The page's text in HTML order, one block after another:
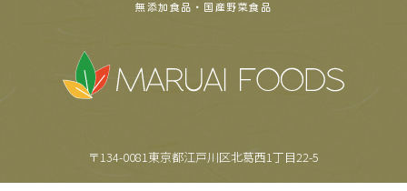
無添加食品・国産野菜食品
〒134-0081東京都江戸川区北葛西1丁目22-5